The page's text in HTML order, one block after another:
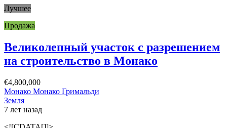
Лучшее
Продажа
Великолепный участок с разрешением
на строительство в Монако
€4,800,000
Монако Монако Гримальди
Земля
7 лет назад